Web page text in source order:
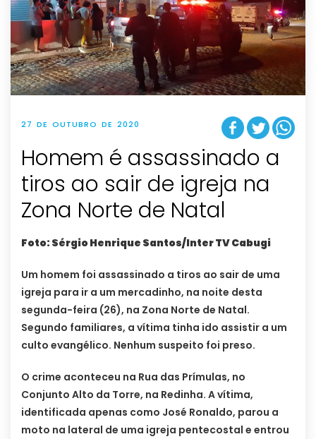
27 DE OUTUBRO DE 2020
Homem é assassinado a
tiros ao sair de igreja na
Zona Norte de Natal
Foto: Sérgio Henrique Santos/Inter TV Cabugi
Um homem foi assassinado a tiros ao sair de uma
igreja para ir a um mercadinho, na noite desta
segunda-feira (26), na Zona Norte de Natal.
Segundo familiares, a vítima tinha ido assistir a um
culto evangélico. Nenhum suspeito foi preso.
O crime aconteceu na Rua das Prímulas, no
Conjunto Alto da Torre, na Redinha. A vítima,
identificada apenas como José Ronaldo, parou a
moto na lateral de uma igreja pentecostal e entrou